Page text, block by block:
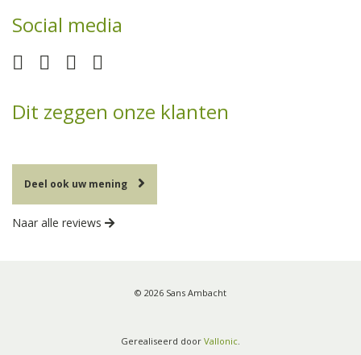
Social media
Dit zeggen onze klanten
Deel ook uw mening
Naar alle reviews
© 2026 Sans Ambacht
Gerealiseerd door Vallonic